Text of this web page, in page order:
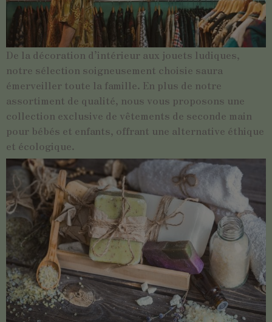
De la décoration d’intérieur aux jouets ludiques,
notre sélection soigneusement choisie saura
émerveiller toute la famille. En plus de notre
assortiment de qualité, nous vous proposons une
collection exclusive de vêtements de seconde main
pour bébés et enfants, offrant une alternative éthique
et écologique.